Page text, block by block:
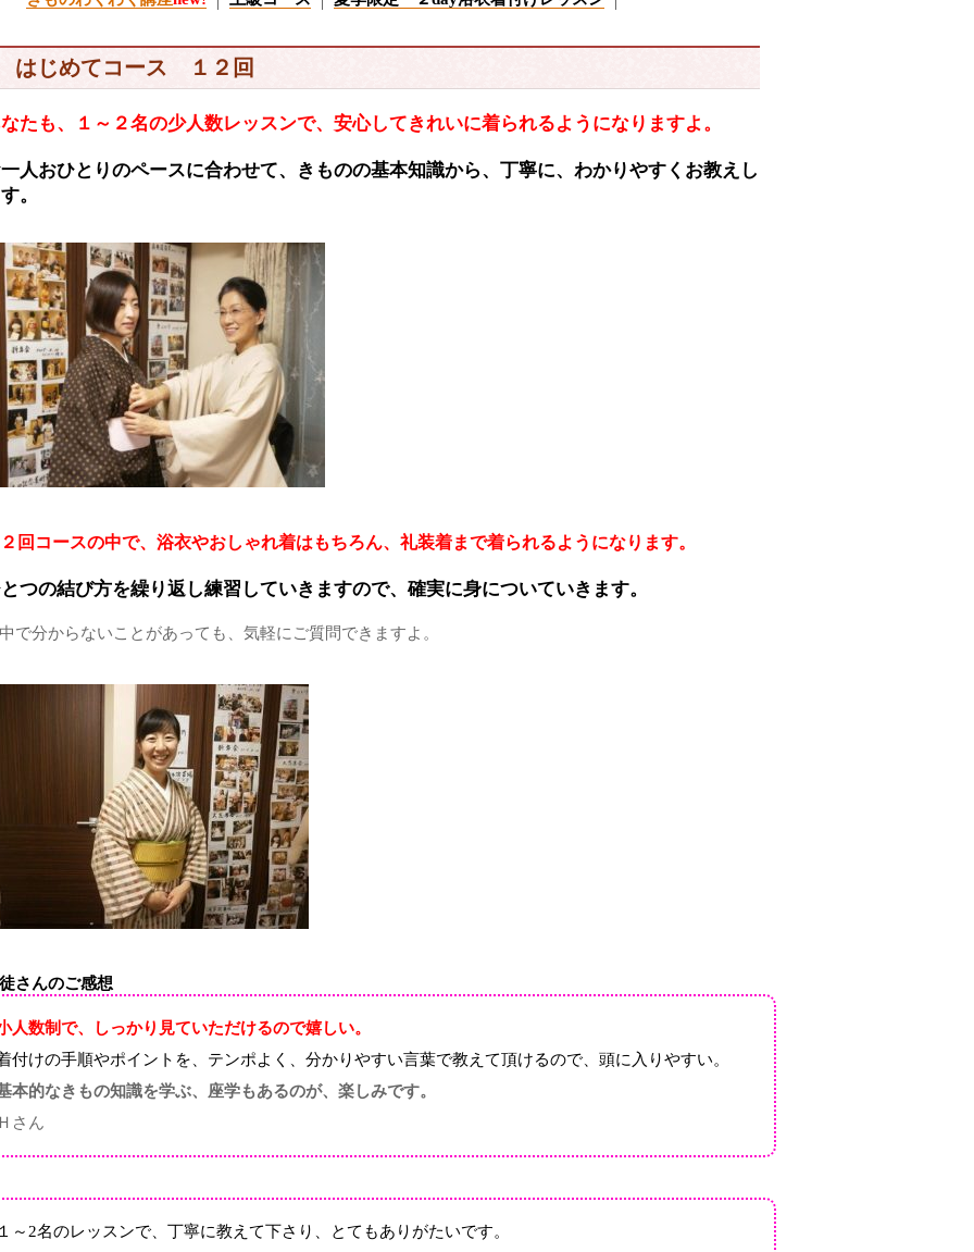
はじめてコース １２回
たも、１～２名の少人数レッスンで、安心してきれいに着られるようになりますよ。
人おひとりのペースに合わせて、きものの基本知識から、丁寧に、わかりやすくお教えし
。
回コースの中で、浴衣やおしゃれ着はもちろん、礼装着まで着られるようになります。
つの結び方を繰り返し練習していきますので、確実に身についていきます。
で分からないことがあっても、気軽にご質問できますよ。
さんのご感想
人数制で、しっかり見ていただけるので嬉しい。
付けの手順やポイントを、テンポよく、分かりやすい言葉で教えて頂けるので、頭に入りやすい。
本的なきもの知識を学ぶ、座学もあるのが、楽しみです。
さん
～2名のレッスンで、丁寧に教えて下さり、とてもありがたいです。